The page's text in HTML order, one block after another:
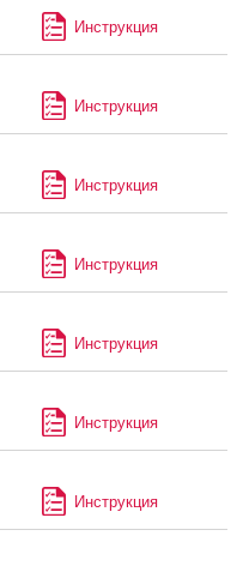
Инструкция
Инструкция
Инструкция
Инструкция
Инструкция
Инструкция
Инструкция